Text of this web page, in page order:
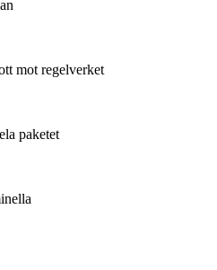
mot regelverket
paketet